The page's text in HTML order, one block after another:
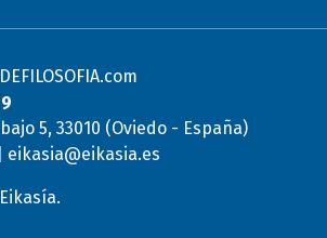
5, 33010 (Oviedo - España)
eikasia@eikasia.es